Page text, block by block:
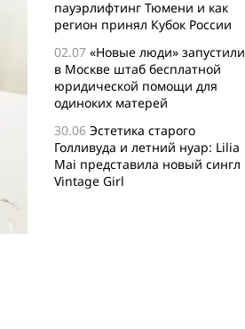
пауэрлифтинг Тюмени и как
регион принял Кубок России
02.07 «Новые люди» запустили
в Москве штаб бесплатной
юридической помощи для
одиноких матерей
30.06 Эстетика старого
Голливуда и летний нуар: Lilia
Mai представила новый сингл
Vintage Girl